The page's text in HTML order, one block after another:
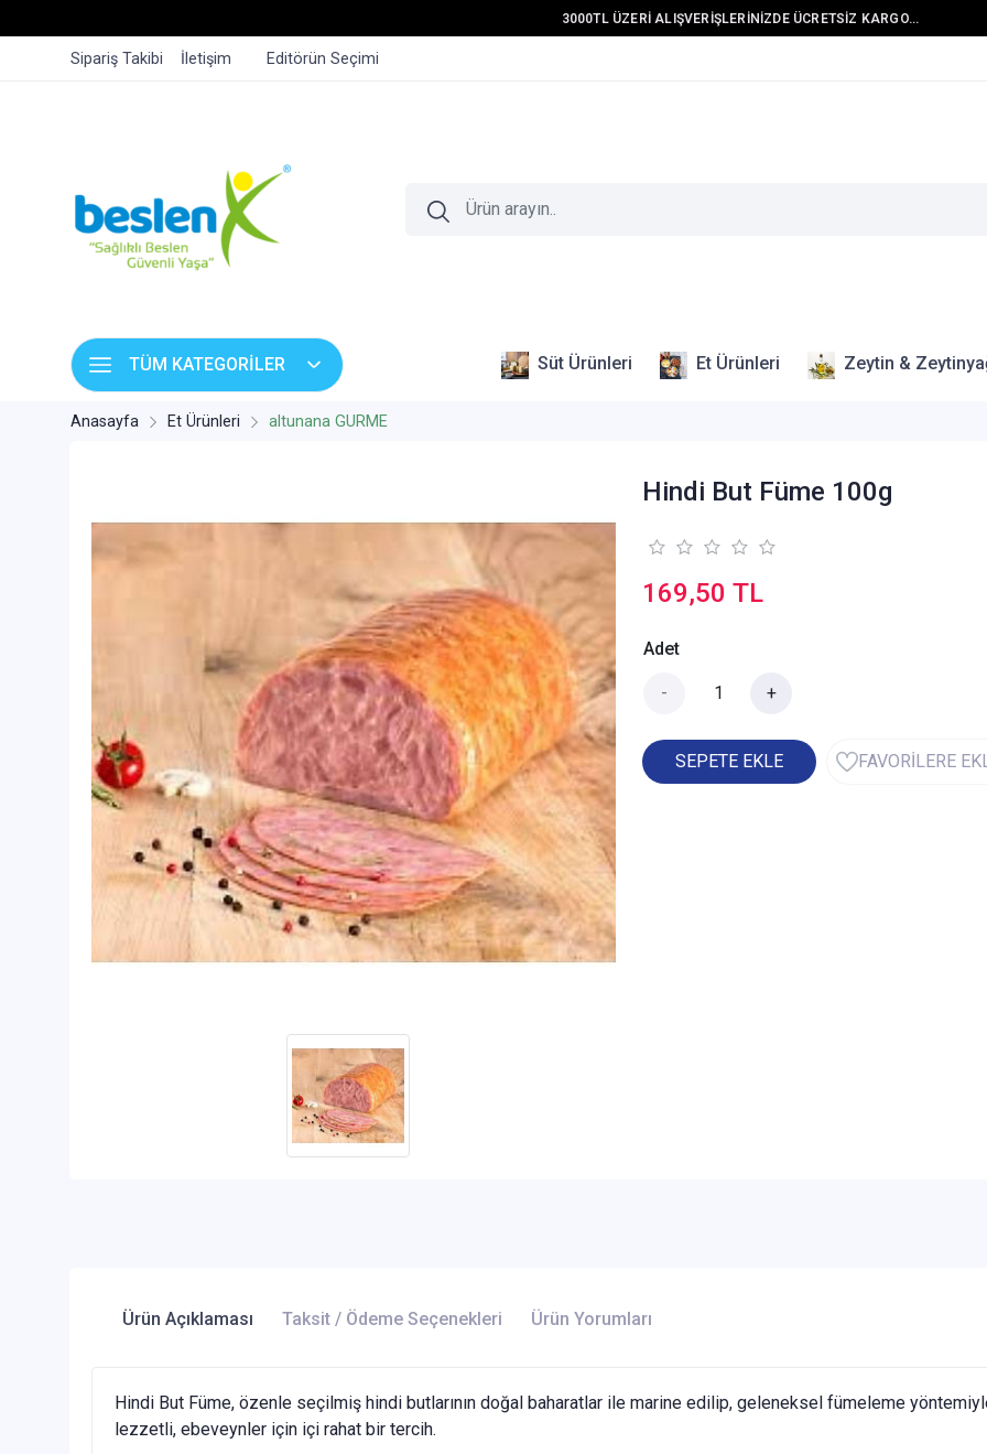
3000TL ÜZERİ ALIŞVERİŞLERİNİZDE ÜCRETSİZ KARGO...
Sipariş Takibi İletişim Editörün Seçimi
TÜM KATEGORİLER Süt Ürünleri Et Ürünleri Zeytin &
Anasayfa Et Ürünleri altunana GURME
Hindi But Füme 100g
169,50 TL
Adet
- +
SEPETE EKLE FAVORİLERE
Ürün Açıklaması Taksit / Ödeme Seçenekleri Ürün Yorumları
Hindi But Füme, özenle seçilmiş hindi butlarının doğal baharatlar ile marine edilip, geleneksel fümeleme
lezzetli, ebeveynler için içi rahat bir tercih.